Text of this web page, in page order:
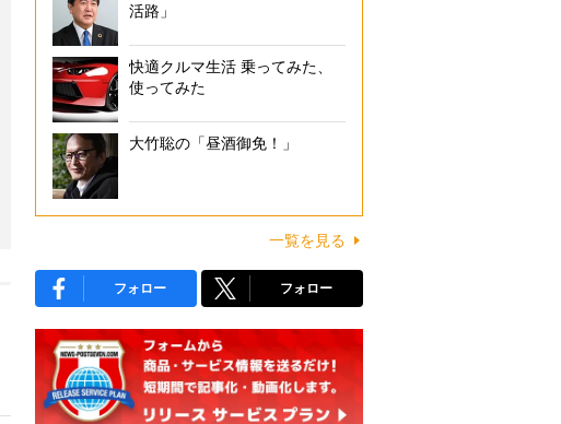
活路」
快適クルマ生活 乗ってみた、
使ってみた
大竹聡の「昼酒御免！」
一覧を見る
フォロー フォロー